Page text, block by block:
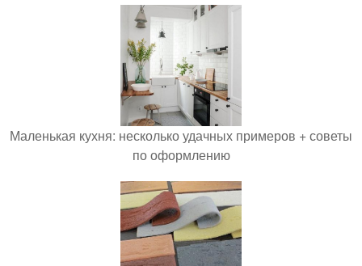
Маленькая кухня: несколько удачных примеров + советы
по оформлению